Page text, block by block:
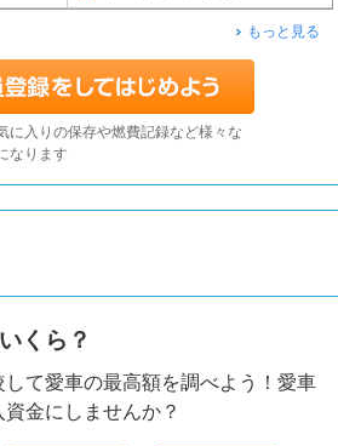
もっと見る
に入りの保存や燃費記録など様々な
なります
くら？
て愛車の最高額を調べよう！愛車
金にしませんか？